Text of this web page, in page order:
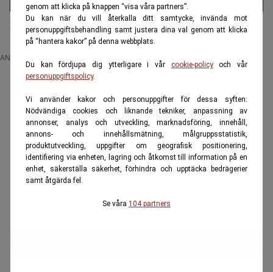
genom att klicka på knappen “visa våra partners”.
Du kan när du vill återkalla ditt samtycke, invända mot
personuppgiftsbehandling samt justera dina val genom att klicka
på “hantera kakor” på denna webbplats.
Du kan fördjupa dig ytterligare i vår cookie-policyoch vår
personuppgiftspolicy.
Vi använder kakor och personuppgifter för dessa syften:
Nödvändiga cookies och liknande tekniker, anpassning av
annonser, analys och utveckling, marknadsföring, innehåll,
annons- och innehållsmätning, målgruppsstatistik,
produktutveckling, uppgifter om geografisk positionering,
identifiering via enheten, lagring och åtkomst till information på en
enhet, säkerställa säkerhet, förhindra och upptäcka bedrägerier
samt åtgärda fel.
Se våra 104 partners
De läkemedel som såldes mest 2024
ANNONS